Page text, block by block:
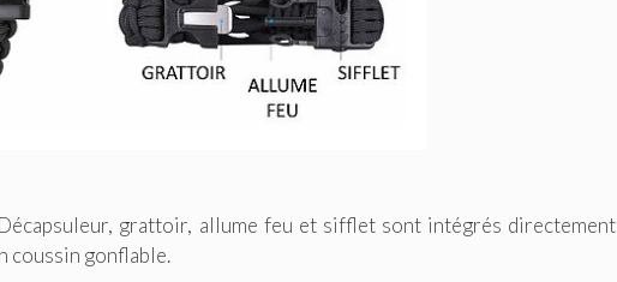
grattoir, allume feu et sifflet sont intégrés directement
coussin gonflable.